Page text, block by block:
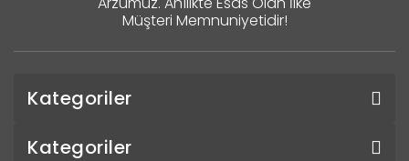
Müşteri Memnuniyetidir!
Kategoriler
Kategoriler